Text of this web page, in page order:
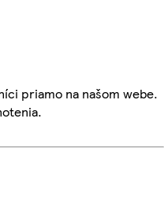
priamo na našom webe.